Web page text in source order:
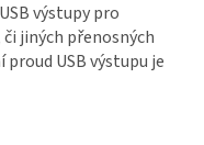
výstupy pro
jiných přenosných
USB výstupu je